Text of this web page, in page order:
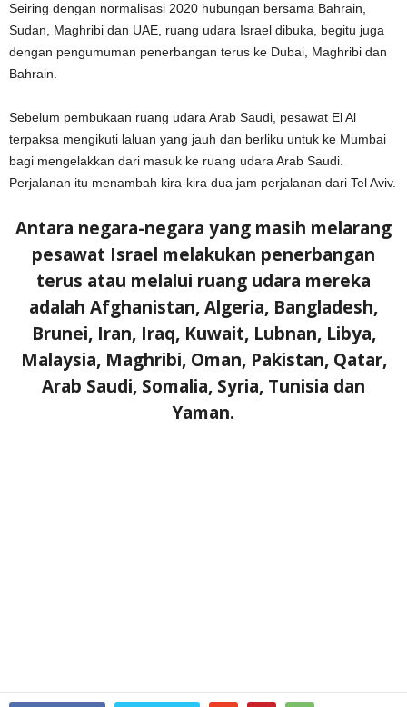
Seiring dengan normalisasi 2020 hubungan bersama Bahrain,
Sudan, Maghribi dan UAE, ruang udara Israel dibuka, begitu juga
dengan pengumuman penerbangan terus ke Dubai, Maghribi dan
Bahrain.
Sebelum pembukaan ruang udara Arab Saudi, pesawat El Al
terpaksa mengikuti laluan yang jauh dan berliku untuk ke Mumbai
bagi mengelakkan dari masuk ke ruang udara Arab Saudi.
Perjalanan itu menambah kira-kira dua jam perjalanan dari Tel Aviv.
Antara negara-negara yang masih melarang
pesawat Israel melakukan penerbangan
terus atau melalui ruang udara mereka
adalah Afghanistan, Algeria, Bangladesh,
Brunei, Iran, Iraq, Kuwait, Lubnan, Libya,
Malaysia, Maghribi, Oman, Pakistan, Qatar,
Arab Saudi, Somalia, Syria, Tunisia dan
Yaman.